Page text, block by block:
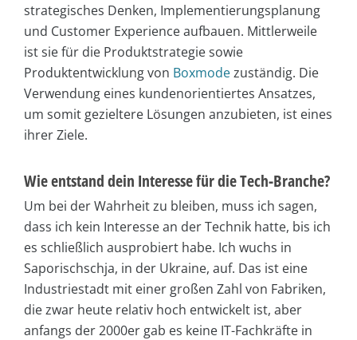
strategisches Denken, Implementierungsplanung
und Customer Experience aufbauen. Mittlerweile
ist sie für die Produktstrategie sowie
Produktentwicklung von Boxmodezuständig. Die
Verwendung eines kundenorientiertes Ansatzes,
um somit gezieltere Lösungen anzubieten, ist eines
ihrer Ziele.
Wie entstand dein Interesse für die Tech-Branche?
Um bei der Wahrheit zu bleiben, muss ich sagen,
dass ich kein Interesse an der Technik hatte, bis ich
es schließlich ausprobiert habe. Ich wuchs in
Saporischschja, in der Ukraine, auf. Das ist eine
Industriestadt mit einer großen Zahl von Fabriken,
die zwar heute relativ hoch entwickelt ist, aber
anfangs der 2000er gab es keine IT-Fachkräfte in